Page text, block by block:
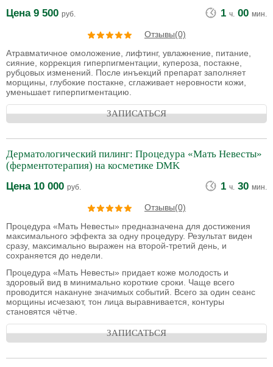
Цена9 500 руб. 1 ч. 00 мин.
Отзывы(0)
Атравматичное омоложение, лифтинг, увлажнение, питание,
сияние, коррекция гиперпигментации, купероза, постакне,
рубцовых изменений. После инъекций препарат заполняет
морщины, глубокие постакне, сглаживает неровности кожи,
уменьшает гиперпигментацию.
ЗАПИСАТЬСЯ
Дерматологический пилинг: Процедура «Мать Невесты»
(ферментотерапия) на косметике DMK
Цена10 000 руб. 1 ч. 30 мин.
Отзывы(0)
Процедура «Мать Невесты» предназначена для достижения
максимального эффекта за одну процедуру. Результат виден
сразу, максимально выражен на второй-третий день, и
сохраняется до недели.
Процедура «Мать Невесты» придает коже молодость и
здоровый вид в минимально короткие сроки. Чаще всего
проводится накануне значимых событий. Всего за один сеанс
морщины исчезают, тон лица выравнивается, контуры
становятся чётче.
ЗАПИСАТЬСЯ